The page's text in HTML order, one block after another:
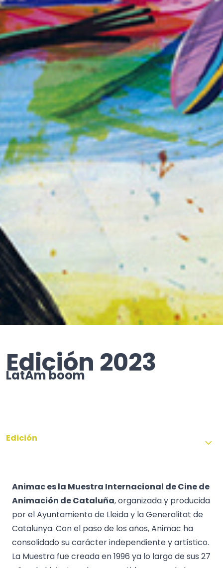
Edición 2023
LatAm boom
Edición
Animac es la Muestra Internacional de Cine de
Animación de Cataluña, organizada y producida
por el Ayuntamiento de Lleida y la Generalitat de
Catalunya. Con el paso de los años, Animac ha
consolidado su carácter independiente y artístico.
La Muestra fue creada en 1996 ya lo largo de sus 27